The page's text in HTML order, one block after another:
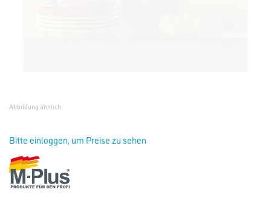
Abbildung ähnlich
Bitte einloggen, um Preise zu sehen